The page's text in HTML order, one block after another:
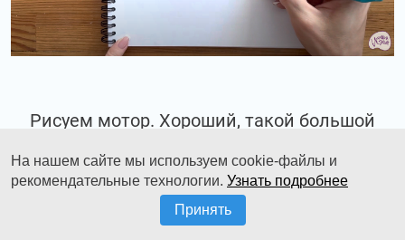
Рисуем мотор. Хороший, такой большой
На нашем сайте мы используем cookie-файлы и
рекомендательные технологии. Узнать подробнее
Принять